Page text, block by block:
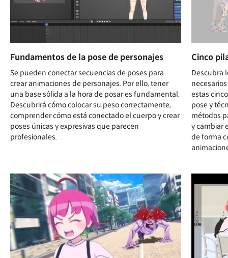
Fundamentos de la pose de personajes
Se pueden conectar secuencias de poses para
crear animaciones de personajes. Por ello, tener
una base sólida a la hora de posar es fundamental.
Descubrirá cómo colocar su peso correctamente,
comprender cómo está conectado el cuerpo y crear
poses únicas y expresivas que parecen
profesionales.
Cinco
Descubra
estas
pose y
métodos
y cambiar
de forma